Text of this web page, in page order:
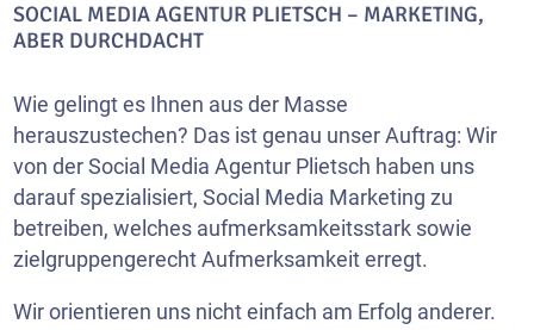
SOCIAL MEDIA AGENTUR PLIETSCH – MARKETING,
ABER DURCHDACHT
Wie gelingt es Ihnen aus der Masse
herauszustechen? Das ist genau unser Auftrag: Wir
von der Social Media Agentur Plietsch haben uns
darauf spezialisiert, Social Media Marketing zu
betreiben, welches aufmerksamkeitsstark sowie
zielgruppengerecht Aufmerksamkeit erregt.
Wir orientieren uns nicht einfach am Erfolg anderer.